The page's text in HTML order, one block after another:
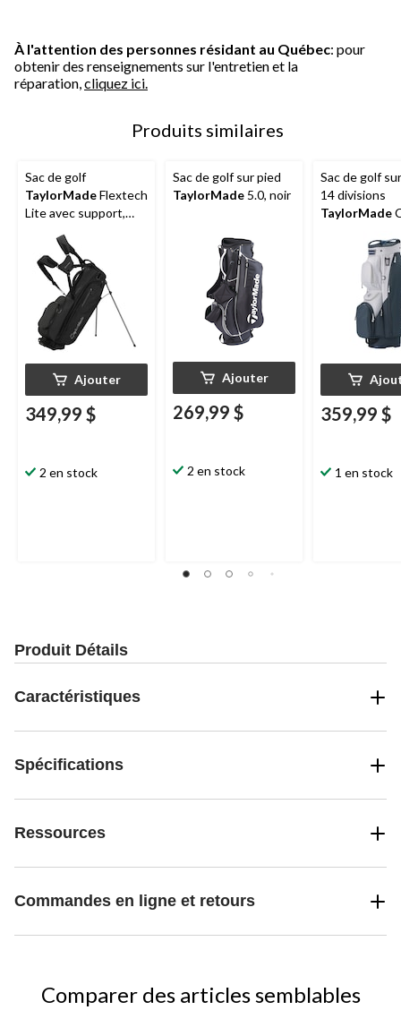
À l'attention des personnes résidant au Québec: pour
obtenir des renseignements sur l'entretien et la
réparation, cliquez ici.
Produits similaires
Sac de golf
TaylorMadeFlextech
Lite avec support,
Ajouter
349,99 $
2 en stock
Sac de golf sur pied
TaylorMade 5.0, noir
Ajouter
269,99 $
2 en stock
Sac de golf
14 divisions
TaylorMade
359,99 $
1 en stock
Produit Détails
Caractéristiques
Spécifications
Ressources
Commandes en ligne et retours
Comparer des articles semblables